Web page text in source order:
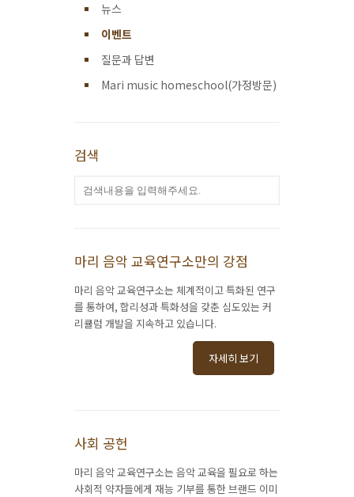
뉴스
이벤트
질문과 답변
Mari music homeschool(가정방문)
검색
마리 음악 교육연구소만의 강점
마리 음악 교육연구소는 체계적이고 특화된 연구
를 통하여, 합리성과 특화성을 갖춘 심도있는 커
리큘럼 개발을 지속하고 있습니다.
자세히 보기
사회 공헌
마리 음악 교육연구소는 음악 교육을 필요로 하는
사회적 약자들에게 재능 기부를 통한 브랜드 이미